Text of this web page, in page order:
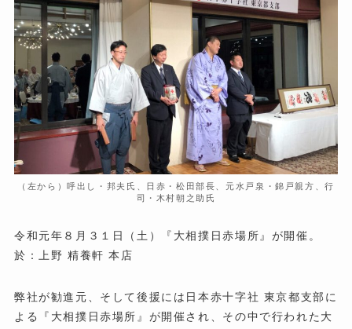
（左から）呼出し・邦夫氏、日赤・松田部長、元水戸泉・錦戸親方、行
司・木村朝之助氏
令和元年８月３１日（土）『大相撲日赤場所』が開催。
於：上野 精養軒 本店
弊社が勧進元、そして後援には日本赤十字社 東京都支部に
よる『大相撲日赤場所』が開催され、その中で行われた大